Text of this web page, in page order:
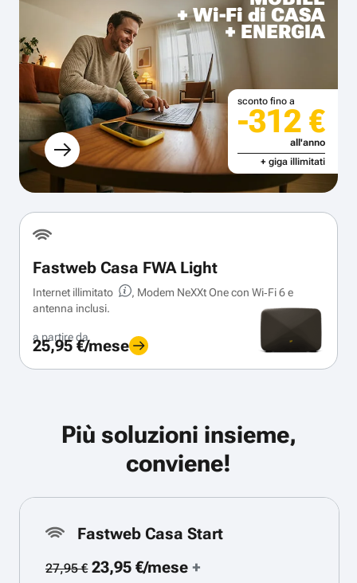
+ Wi-Fi di CASA
+ ENERGIA
sconto fino a
-312 €
all'anno
+ giga illimitati
Fastweb Casa FWA Light
Internet illimitato
, Modem NeXXt One con Wi‑Fi 6 e
antenna inclusi.
a partire da
25,95 €/mese
Più soluzioni insieme,
conviene!
Fastweb Casa Start
27,95 €23,95 €/mese+